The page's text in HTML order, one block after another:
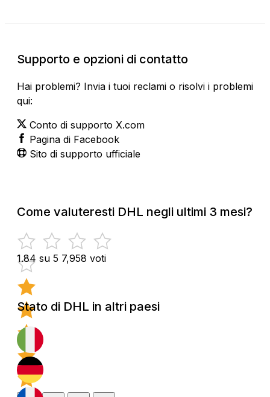
Supporto e opzioni di contatto
Hai problemi? Invia i tuoi reclami o risolvi i problemi
qui:
Conto di supporto X.com
Pagina di Facebook
Sito di supporto ufficiale
Come valuteresti DHL negli ultimi 3 mesi?
1.84 su 5 7,958 voti
Stato di DHL in altri paesi